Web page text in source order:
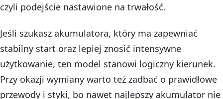
czyli podejście nastawione na trwałość.
Jeśli szukasz akumulatora, który ma zapewniać
stabilny start oraz lepiej znosić intensywne
użytkowanie, ten model stanowi logiczny kierunek.
Przy okazji wymiany warto też zadbać o prawidłowe
przewody i styki, bo nawet najlepszy akumulator nie